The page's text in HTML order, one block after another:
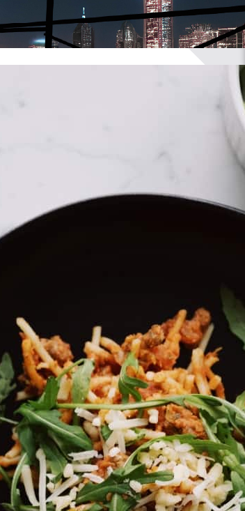
התפראות
התפראות -
מה
מארז מפנק המכיל 4 סבונים מפנקים שנרקחו יחד עם מיטב אנשי האוכל הישראלי
סבונים על בסיס צמחי מרכיבים
משלוחים עד 4 ימי עסקים 🚚
מכיל רכיבים טבעיים
שמנים אתריים טהורים
מוצר כחול לבן